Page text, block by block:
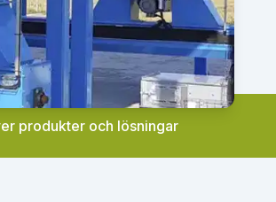
produkter och lösningar